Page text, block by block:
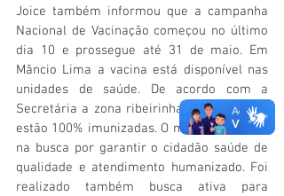
Joice também informou que a campanha
Nacional de Vacinação começou no último
dia 10 e prossegue até 31 de maio. Em
Mâncio Lima a vacina está disponível nas
unidades de saúde. De acordo com a
Secretária a zona ribeirinha Moa e Azul já
estão 100% imunizadas. O município segue
na busca por garantir o cidadão saúde de
qualidade e atendimento humanizado. Foi
realizado também busca ativa para